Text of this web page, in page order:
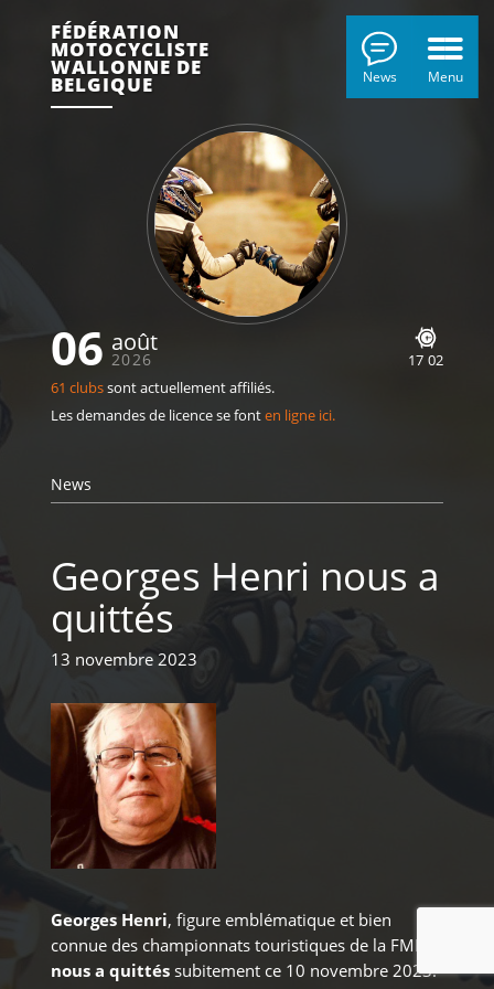
Menu
News
FÉDÉRATION
MOTOCYCLISTE
WALLONNE DE
BELGIQUE
06 août
2026 17: 02
61 clubssont actuellement affiliés.
Les demandes de licence se fonten ligne ici.
News
Georges Henri nous a
quittés
13 novembre 2023
Georges Henri, figure emblématique et bien
connue des championnats touristiques de la FMB
nous a quittéssubitement ce 10 novembre 2023.